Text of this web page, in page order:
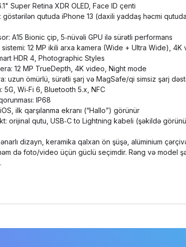
Super Retina XDR OLED, Face ID çenti
göstərilən qutuda iPhone 13 (daxili yaddaş həcmi
A15 Bionic çip, 5‑nüvəli GPU ilə sürətli performans
sistemi: 12 MP ikili arxa kamera (Wide + Ultra Wide), 4K
HDR 4, Photographic Styles
12 MP TrueDepth, 4K video, Night mode
uzun ömürlü, sürətli şarj və MagSafe/qi simsiz şarj
5G, Wi‑Fi 6, Bluetooth 5.x, NFC
IP68
ilk qarşılanma ekranı (“Hallo”) görünür
orijinal qutu, USB‑C to Lightning kabeli (şəkildə
dizayn, keramika qalxan ön şüşə, alüminium
də foto/video üçün güclü seçimdir. Rəng və model